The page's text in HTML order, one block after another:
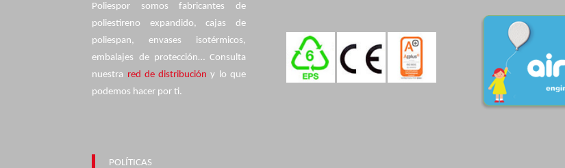
Poliespor somos fabricantes de
poliestireno expandido, cajas de
poliespan, envases isotérmicos,
embalajes de protección… Consulta
nuestra red de distribución y lo que
podemos hacer por ti.
POLÍTICAS